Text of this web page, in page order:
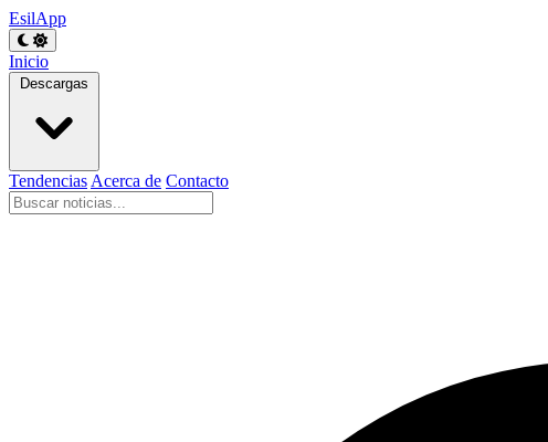
EsilApp
Inicio
Descargas
Tendencias Acerca de Contacto